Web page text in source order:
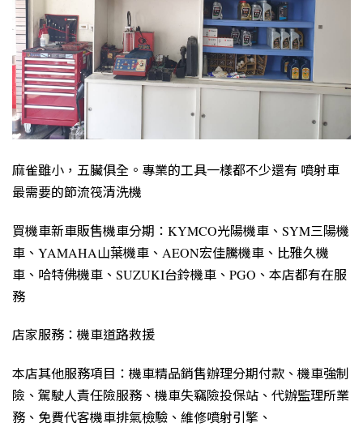
麻雀雖小，五臟俱全。專業的工具一樣都不少還有 噴射車
最需要的節流筏清洗機
買機車新車販售機車分期：KYMCO光陽機車、SYM三陽機
車、YAMAHA山葉機車、AEON宏佳騰機車、比雅久機
車、哈特佛機車、SUZUKI台鈴機車、PGO、本店都有在服
務
店家服務：機車道路救援
本店其他服務項目：機車精品銷售辦理分期付款、機車強制
險、駕駛人責任險服務、機車失竊險投保站、代辦監理所業
務、免費代客機車排氣檢驗、維修噴射引擎、